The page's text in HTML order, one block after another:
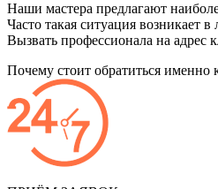
Наши мастера предлагают
Часто такая ситуация возникает
Вызвать профессионала на адрес
Почему стоит обратиться именно